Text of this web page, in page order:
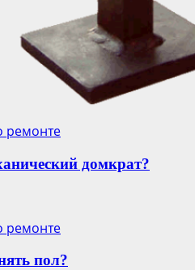
ремонте
домкрат?
ремонте
пол?